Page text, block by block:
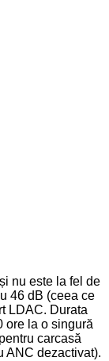
nu este la fel de
46 dB (ceea ce
LDAC. Durata
ore la o singură
carcasă
ANC dezactivat).